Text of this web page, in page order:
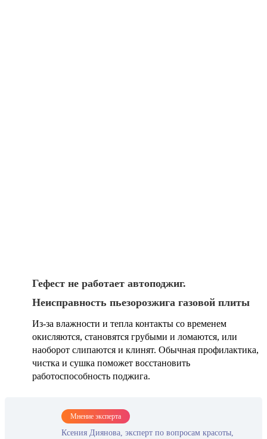
Гефест не работает автоподжиг.
Неисправность пьезорозжига газовой плиты
Из-за влажности и тепла контакты со временем
окисляются, становятся грубыми и ломаются, или
наоборот слипаются и клинят. Обычная профилактика,
чистка и сушка поможет восстановить
работоспособность поджига.
Мнение эксперта
Ксения Диянова, эксперт по вопросам красоты,